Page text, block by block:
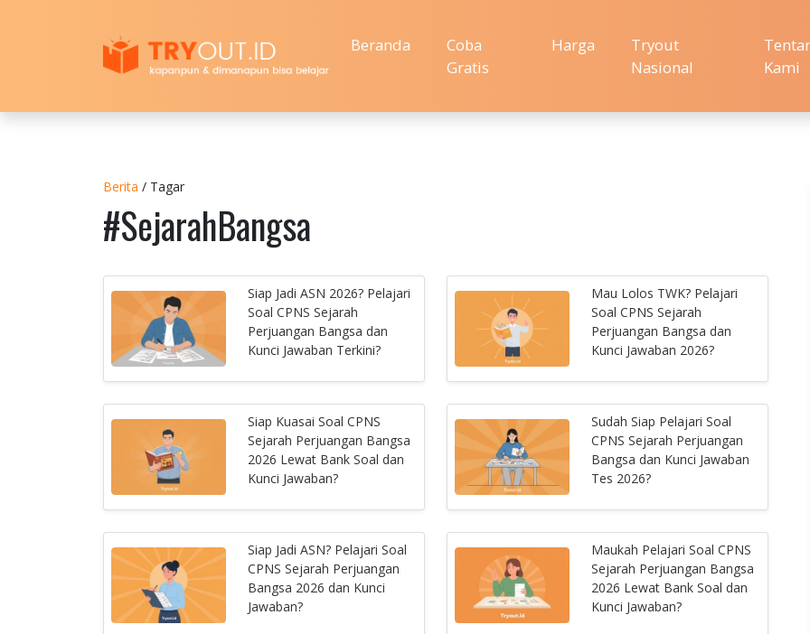
Beranda
Coba
Gratis
Harga
Tryout
Nasional
Kami
Berita / Tagar
#SejarahBangsa
Siap Jadi ASN 2026? Pelajari
Soal CPNS Sejarah
Perjuangan Bangsa dan
Kunci Jawaban Terkini?
Mau Lolos TWK? Pelajari
Soal CPNS Sejarah
Perjuangan Bangsa dan
Kunci Jawaban 2026?
Siap Kuasai Soal CPNS
Sejarah Perjuangan Bangsa
2026 Lewat Bank Soal dan
Kunci Jawaban?
Sudah Siap Pelajari Soal
CPNS Sejarah Perjuangan
Bangsa dan Kunci Jawaban
Tes 2026?
Siap Jadi ASN? Pelajari Soal
CPNS Sejarah Perjuangan
Bangsa 2026 dan Kunci
Jawaban?
Maukah Pelajari Soal CPNS
Sejarah Perjuangan Bangsa
2026 Lewat Bank Soal dan
Kunci Jawaban?